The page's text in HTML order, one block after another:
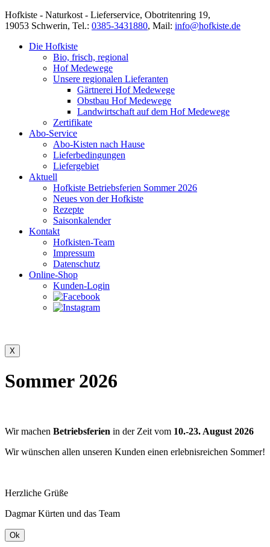
Hofkiste - Naturkost - Lieferservice, Obotritenring 19,
19053 Schwerin, Tel.: 0385-3431880, Mail: info@hofkiste.de
Die Hofkiste
Bio, frisch, regional
Hof Medewege
Unsere regionalen Lieferanten
Gärtnerei Hof Medewege
Obstbau Hof Medewege
Landwirtschaft auf dem Hof Medewege
Zertifikate
Abo-Service
Abo-Kisten nach Hause
Lieferbedingungen
Liefergebiet
Aktuell
Hofkiste Betriebsferien Sommer 2026
Neues von der Hofkiste
Rezepte
Saisonkalender
Kontakt
Hofkisten-Team
Impressum
Datenschutz
Online-Shop
Kunden-Login
Sommer 2026
Wir machen Betriebsferien in der Zeit vom 10.-23. August 2026
Wir wünschen allen unseren Kunden einen erlebnisreichen Sommer!
Herzliche Grüße
Dagmar Kürten und das Team